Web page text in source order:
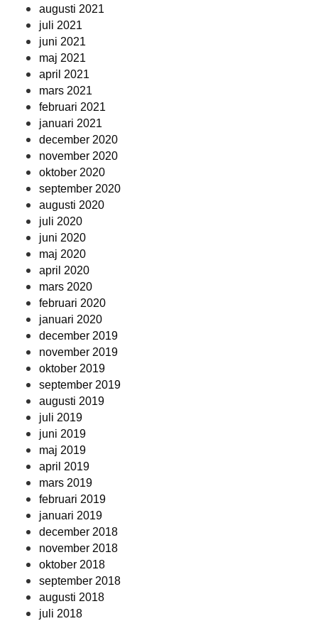
augusti 2021
juli 2021
juni 2021
maj 2021
april 2021
mars 2021
februari 2021
januari 2021
december 2020
november 2020
oktober 2020
september 2020
augusti 2020
juli 2020
juni 2020
maj 2020
april 2020
mars 2020
februari 2020
januari 2020
december 2019
november 2019
oktober 2019
september 2019
augusti 2019
juli 2019
juni 2019
maj 2019
april 2019
mars 2019
februari 2019
januari 2019
december 2018
november 2018
oktober 2018
september 2018
augusti 2018
juli 2018